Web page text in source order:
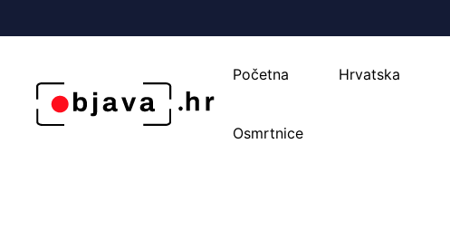
Početna Hrvatska
Osmrtnice